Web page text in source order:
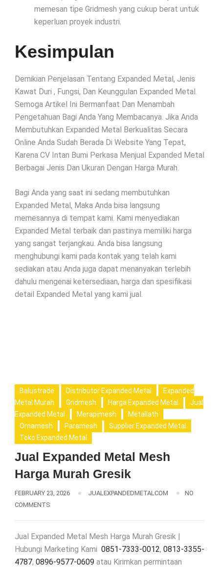
memesan tipe Gridmesh yang cukup berat untuk
keperluan proyek industri.
Kesimpulan
Demikian Penjelasan Tentang Expanded Metal, Jenis
Kawat Duri , Fungsi, Dan Keunggulan Expanded Metal.
Semoga Artikel Ini Bermanfaat Dan Menambah
Pengetahuan Bagi Anda Yang Membacanya. Jika Anda
Membutuhkan Expanded Metal Berkualitas Secara
Online Anda Sudah Berada Di Website Yang Tepat,
Karena CV Intan Bumi Perkasa Menjual Expanded Metal
Berbagai Jenis Dan Ukuran Dengan Harga Murah.
Bagi Anda yang saat ini sedang membutuhkan
Expanded Metal, Maka Anda bisa langsung
memesannya di tempat kami. Kami menyediakan
Expanded Metal terbaik dan pastinya memiliki harga
yang sangat terjangkau. Anda bisa langsung
menghubungi kami pada kontak yang telah kami
sediakan atau Anda juga dapat menanyakan terlebih
dahulu mengenai ketersediaan, harga dan spesifikasi
detail Expanded Metal yang kami jual.
Balustrade Distributor Expanded Metal
Expanded
Metal Murah
Gridmesh Harga Expanded Metal
Jual
Expanded Metal
Merapimesh
Metallath
Ornamesh
Paramesh
Supplier Expanded Metal
Toko Expanded Metal
Jual Expanded Metal Mesh
Harga Murah Gresik
FEBRUARY 23, 2026 JUALEXPANDEDMETALCOM
NO
COMMENTS
Jual Expanded Metal Mesh Harga Murah Gresik |
Hubungi Marketing Kami 0851-7333-0012, 0813-3355-
4787, 0896-9577-0609 atau Kirimkan permintaan